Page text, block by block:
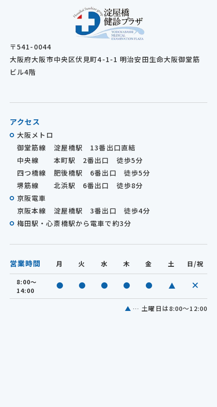
〒541-0044
大阪府大阪市中央区伏見町4-1-1 明治安田生命大阪御堂筋
ビル4階
アクセス
大阪メトロ
御堂筋線 淀屋橋駅 13番出口直結
中央線 本町駅 2番出口 徒歩5分
四つ橋線 肥後橋駅 6番出口 徒歩5分
堺筋線 北浜駅 6番出口 徒歩8分
京阪電車
京阪本線 淀屋橋駅 3番出口 徒歩4分
梅田駅・心斎橋駅から電車で約3分
営業時間 月 火 水 木 金 土 日/祝
8:00～
14:00
療中診療中 診療中 診療中 診療中 休診
… 土曜日は8:00～12:00